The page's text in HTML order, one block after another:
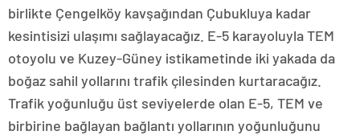
birlikte Çengelköy kavşağından Çubukluya kadar
kesintisizi ulaşımı sağlayacağız. E-5 karayoluyla TEM
otoyolu ve Kuzey-Güney istikametinde iki yakada da
boğaz sahil yollarını trafik çilesinden kurtaracağız.
Trafik yoğunluğu üst seviyelerde olan E-5, TEM ve
birbirine bağlayan bağlantı yollarının yoğunluğunu